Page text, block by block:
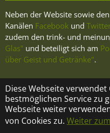
Diese Webseite
bestmöglichen Service zu
Webseite weiter
von Cookies zu. Weiter
Neben der Website sowie
Kanälen Facebook und
zudem den trink- und
Glas" und beteiligt sich am
über Geist und Getränke".
KONTAKT ÜBER MERCURIO